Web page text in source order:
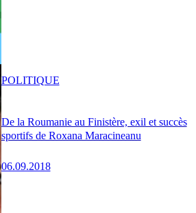
De la Roumanie au Finistère, exil et succès
sportifs de Roxana Maracineanu
06.09.2018
POLITIQUE